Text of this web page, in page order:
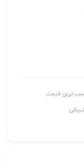
ترین قیمت